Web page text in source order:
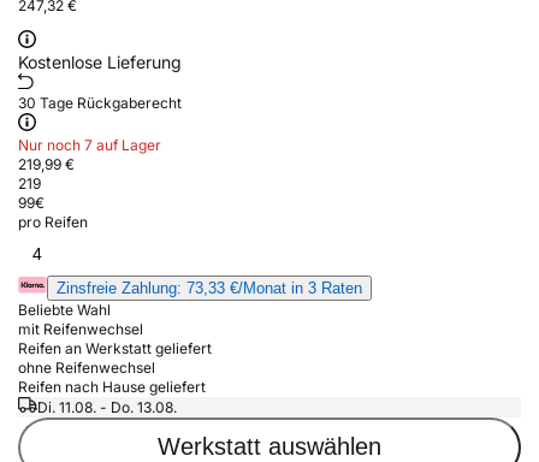
247,32 €
Kostenlose Lieferung
30 Tage Rückgaberecht
Nur noch 7 auf Lager
219,99 €
219
99€
pro Reifen
4
Zinsfreie Zahlung: 73,33 €/Monat in 3 Raten
Beliebte Wahl
mit Reifenwechsel
Reifen an Werkstatt geliefert
ohne Reifenwechsel
Reifen nach Hause geliefert
Di. 11.08. - Do. 13.08.
Werkstatt auswählen